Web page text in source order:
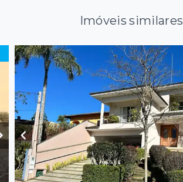
Imóveis similares